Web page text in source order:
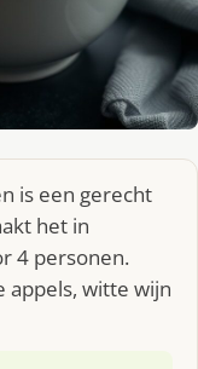
is een gerecht
het in
4 personen.
appels, witte wijn